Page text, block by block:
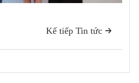

Kế tiếp Tin tức